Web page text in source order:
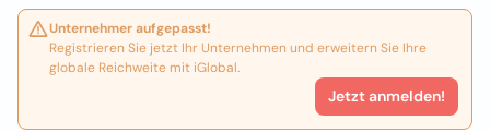
Unternehmer aufgepasst!
Registrieren Sie jetzt Ihr Unternehmen und erweitern Sie Ihre
globale Reichweite mit iGlobal.
Jetzt anmelden!